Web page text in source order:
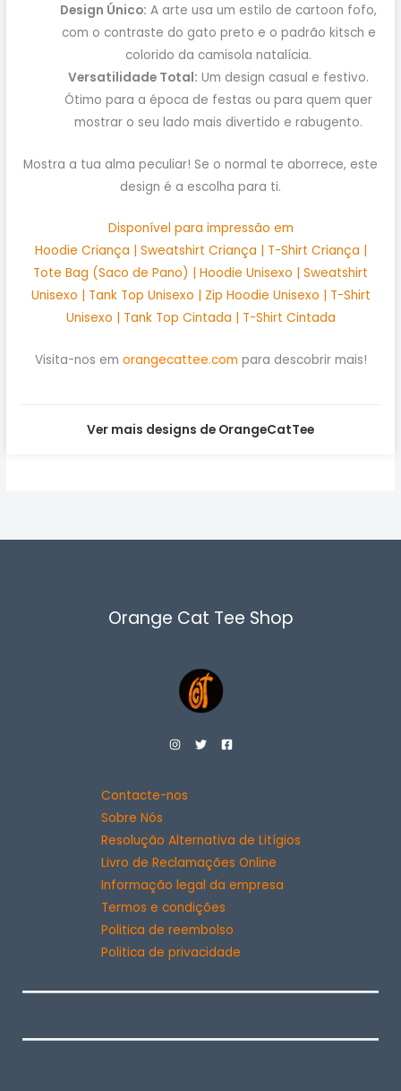
Design Único: A arte usa um estilo de cartoon fofo,
com o contraste do gato preto e o padrão kitsch e
colorido da camisola natalícia.
Versatilidade Total: Um design casual e festivo.
Ótimo para a época de festas ou para quem quer
mostrar o seu lado mais divertido e rabugento.
Mostra a tua alma peculiar! Se o normal te aborrece, este
design é a escolha para ti.
Disponível para impressão em
Hoodie Criança | Sweatshirt Criança | T-Shirt Criança |
Tote Bag (Saco de Pano) | Hoodie Unisexo | Sweatshirt
Unisexo | Tank Top Unisexo | Zip Hoodie Unisexo | T-Shirt
Unisexo | Tank Top Cintada | T-Shirt Cintada
Visita-nos em orangecattee.com para descobrir mais!
Ver mais designs de OrangeCatTee
Orange Cat Tee Shop
Contacte-nos
Sobre Nós
Resolução Alternativa de Litígios
Livro de Reclamações Online
Informação legal da empresa
Termos e condições
Politica de reembolso
Politica de privacidade